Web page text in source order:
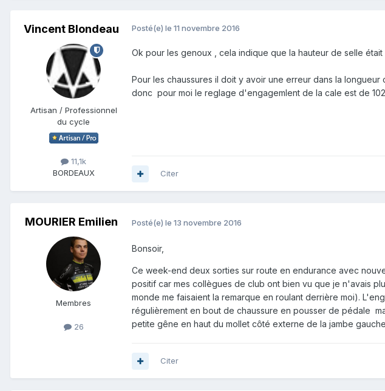
Vincent Blondeau
Artisan / Professionnel
du cycle
11,1k
BORDEAUX
Posté(e) le 11 novembre 2016
Ok pour les genoux , cela indique que la hauteur de selle était
Pour les chaussures il doit y avoir une erreur dans la
donc pour moi le reglage d'engagemlent de la cale est de
Citer
MOURIER Emilien
Membres
26
Posté(e) le 13 novembre 2016
Bonsoir,
Ce week-end deux sorties sur route en endurance avec
positif car mes collègues de club ont bien vu que je n'avais
monde me faisaient la remarque en roulant derrière moi).
régulièrement en bout de chaussure en pousser de pédale
petite gêne en haut du mollet côté externe de la jambe
Citer